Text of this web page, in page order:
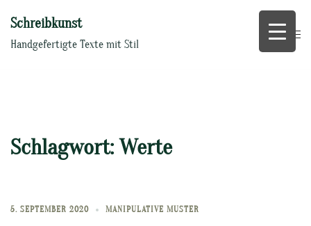
Inhalt
springen
Schreibkunst
Handgefertigte Texte mit Stil
Schlagwort:Werte
5. SEPTEMBER 2020 MANIPULATIVE MUSTER